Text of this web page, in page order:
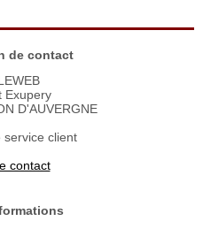
de contact
Exupery
D'AUVERGNE
service client
contact